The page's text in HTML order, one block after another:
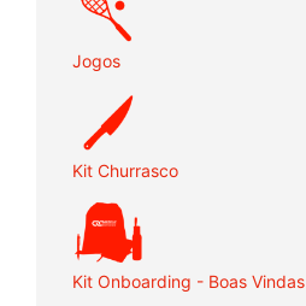
Jogos
Kit Churrasco
Kit Onboarding - Boas Vindas